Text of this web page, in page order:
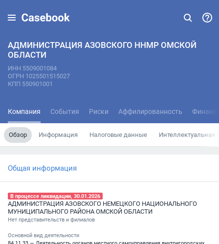
АДМИНИСТРАЦИЯ АЗОВСКОГО ННМР ОМСКОЙ
ОБЛАСТИ
ИНН 5509001084
ОГРН 1025501515027
КПП 550901001
Компания События Риски Аффилированность
Обзор Информация Налоговые данные Интеллектуальная
Общая информация
В процессе ликвидации, 30.01.2026
АДМИНИСТРАЦИЯ АЗОВСКОГО НЕМЕЦКОГО НАЦИОНАЛЬНОГО
МУНИЦИПАЛЬНОГО РАЙОНА ОМСКОЙ ОБЛАСТИ
Нет представительств и филиалов
Основной вид деятельности